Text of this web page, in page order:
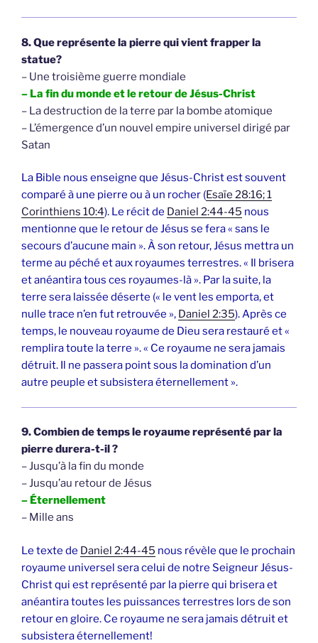
8. Que représente la pierre qui vient frapper la
statue?
– Une troisième guerre mondiale
– La fin du monde et le retour de Jésus-Christ
– La destruction de la terre par la bombe atomique
– L’émergence d’un nouvel empire universel dirigé par
Satan
La Bible nous enseigne que Jésus-Christ est souvent
comparé à une pierre ou à un rocher (Esaïe 28:16; 1
Corinthiens 10:4). Le récit de Daniel 2:44-45 nous
mentionne que le retour de Jésus se fera « sans le
secours d’aucune main ». À son retour, Jésus mettra un
terme au péché et aux royaumes terrestres. « Il brisera
et anéantira tous ces royaumes-là ». Par la suite, la
terre sera laissée déserte (« le vent les emporta, et
nulle trace n’en fut retrouvée », Daniel 2:35). Après ce
temps, le nouveau royaume de Dieu sera restauré et «
remplira toute la terre ». « Ce royaume ne sera jamais
détruit. Il ne passera point sous la domination d’un
autre peuple et subsistera éternellement ».
9. Combien de temps le royaume représenté par la
pierre durera-t-il ?
– Jusqu’à la fin du monde
– Jusqu’au retour de Jésus
– Éternellement
– Mille ans
Le texte de Daniel 2:44-45 nous révèle que le prochain
royaume universel sera celui de notre Seigneur Jésus-
Christ qui est représenté par la pierre qui brisera et
anéantira toutes les puissances terrestres lors de son
retour en gloire. Ce royaume ne sera jamais détruit et
subsistera éternellement!